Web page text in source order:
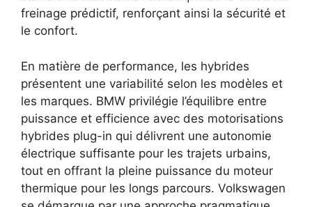
freinage prédictif, renforçant ainsi la sécurité et
le confort.
En matière de performance, les hybrides
présentent une variabilité selon les modèles et
les marques. BMW privilégie l’équilibre entre
puissance et efficience avec des motorisations
hybrides plug-in qui délivrent une autonomie
électrique suffisante pour les trajets urbains,
tout en offrant la pleine puissance du moteur
thermique pour les longs parcours. Volkswagen